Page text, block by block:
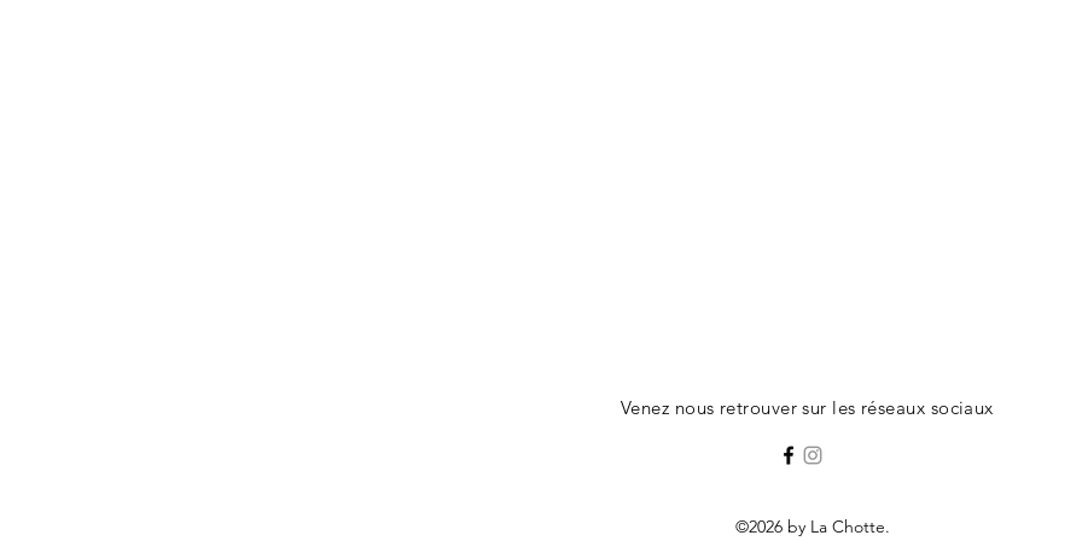
Venez nous retrouver sur les réseaux sociaux
©2026 by La Chotte.